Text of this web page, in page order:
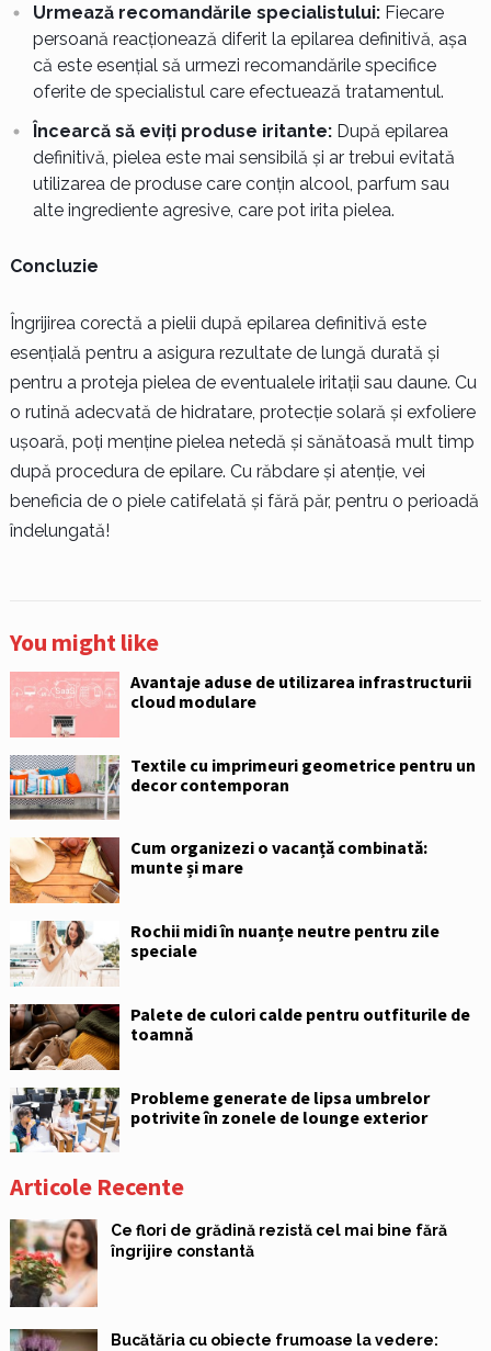
Urmează recomandările specialistului:Fiecare
persoană reacționează diferit la epilarea definitivă, așa
că este esențial să urmezi recomandările specifice
oferite de specialistul care efectuează tratamentul.
Încearcă să eviți produse iritante:După epilarea
definitivă, pielea este mai sensibilă și ar trebui evitată
utilizarea de produse care conțin alcool, parfum sau
alte ingrediente agresive, care pot irita pielea.
Concluzie
Îngrijirea corectă a pielii după epilarea definitivă este
esențială pentru a asigura rezultate de lungă durată și
pentru a proteja pielea de eventualele iritații sau daune. Cu
o rutină adecvată de hidratare, protecție solară și exfoliere
ușoară, poți menține pielea netedă și sănătoasă mult timp
după procedura de epilare. Cu răbdare și atenție, vei
beneficia de o piele catifelată și fără păr, pentru o perioadă
îndelungată!
You might like
Avantaje aduse de utilizarea infrastructurii
cloud modulare
Textile cu imprimeuri geometrice pentru un
decor contemporan
Cum organizezi o vacanță combinată:
munte și mare
Rochii midi în nuanțe neutre pentru zile
speciale
Palete de culori calde pentru outfiturile de
toamnă
Probleme generate de lipsa umbrelor
potrivite în zonele de lounge exterior
Articole Recente
Ce flori de grădină rezistă cel mai bine fără
îngrijire constantă
Bucătăria cu obiecte frumoase la vedere: